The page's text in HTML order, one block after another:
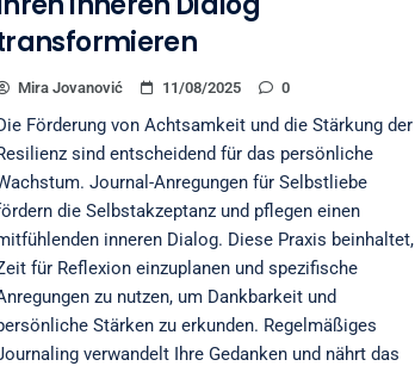
Mira Jovanović 11/08/2025 0
Förderung von Achtsamkeit und die Stärkung der
sind entscheidend für das persönliche
Journal-Anregungen für Selbstliebe
die Selbstakzeptanz und pflegen einen
inneren Dialog. Diese Praxis beinhaltet,
für Reflexion einzuplanen und spezifische
zu nutzen, um Dankbarkeit und
Stärken zu erkunden. Regelmäßiges
verwandelt Ihre Gedanken und nährt das